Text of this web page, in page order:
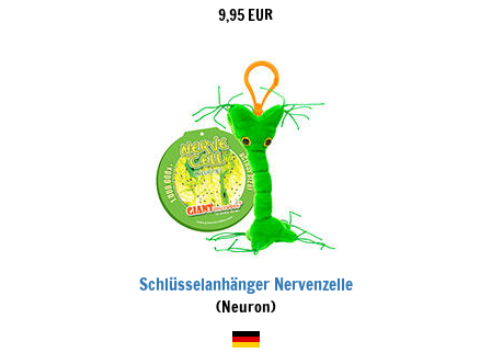
9,95 EUR
Schlüsselanhänger Nervenzelle
(Neuron)